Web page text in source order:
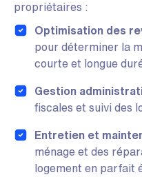
propriétaires :
Optimisation des
pour déterminer la
courte et longue
Gestion
fiscales et suivi des
Entretien et
ménage et des
logement en parfait